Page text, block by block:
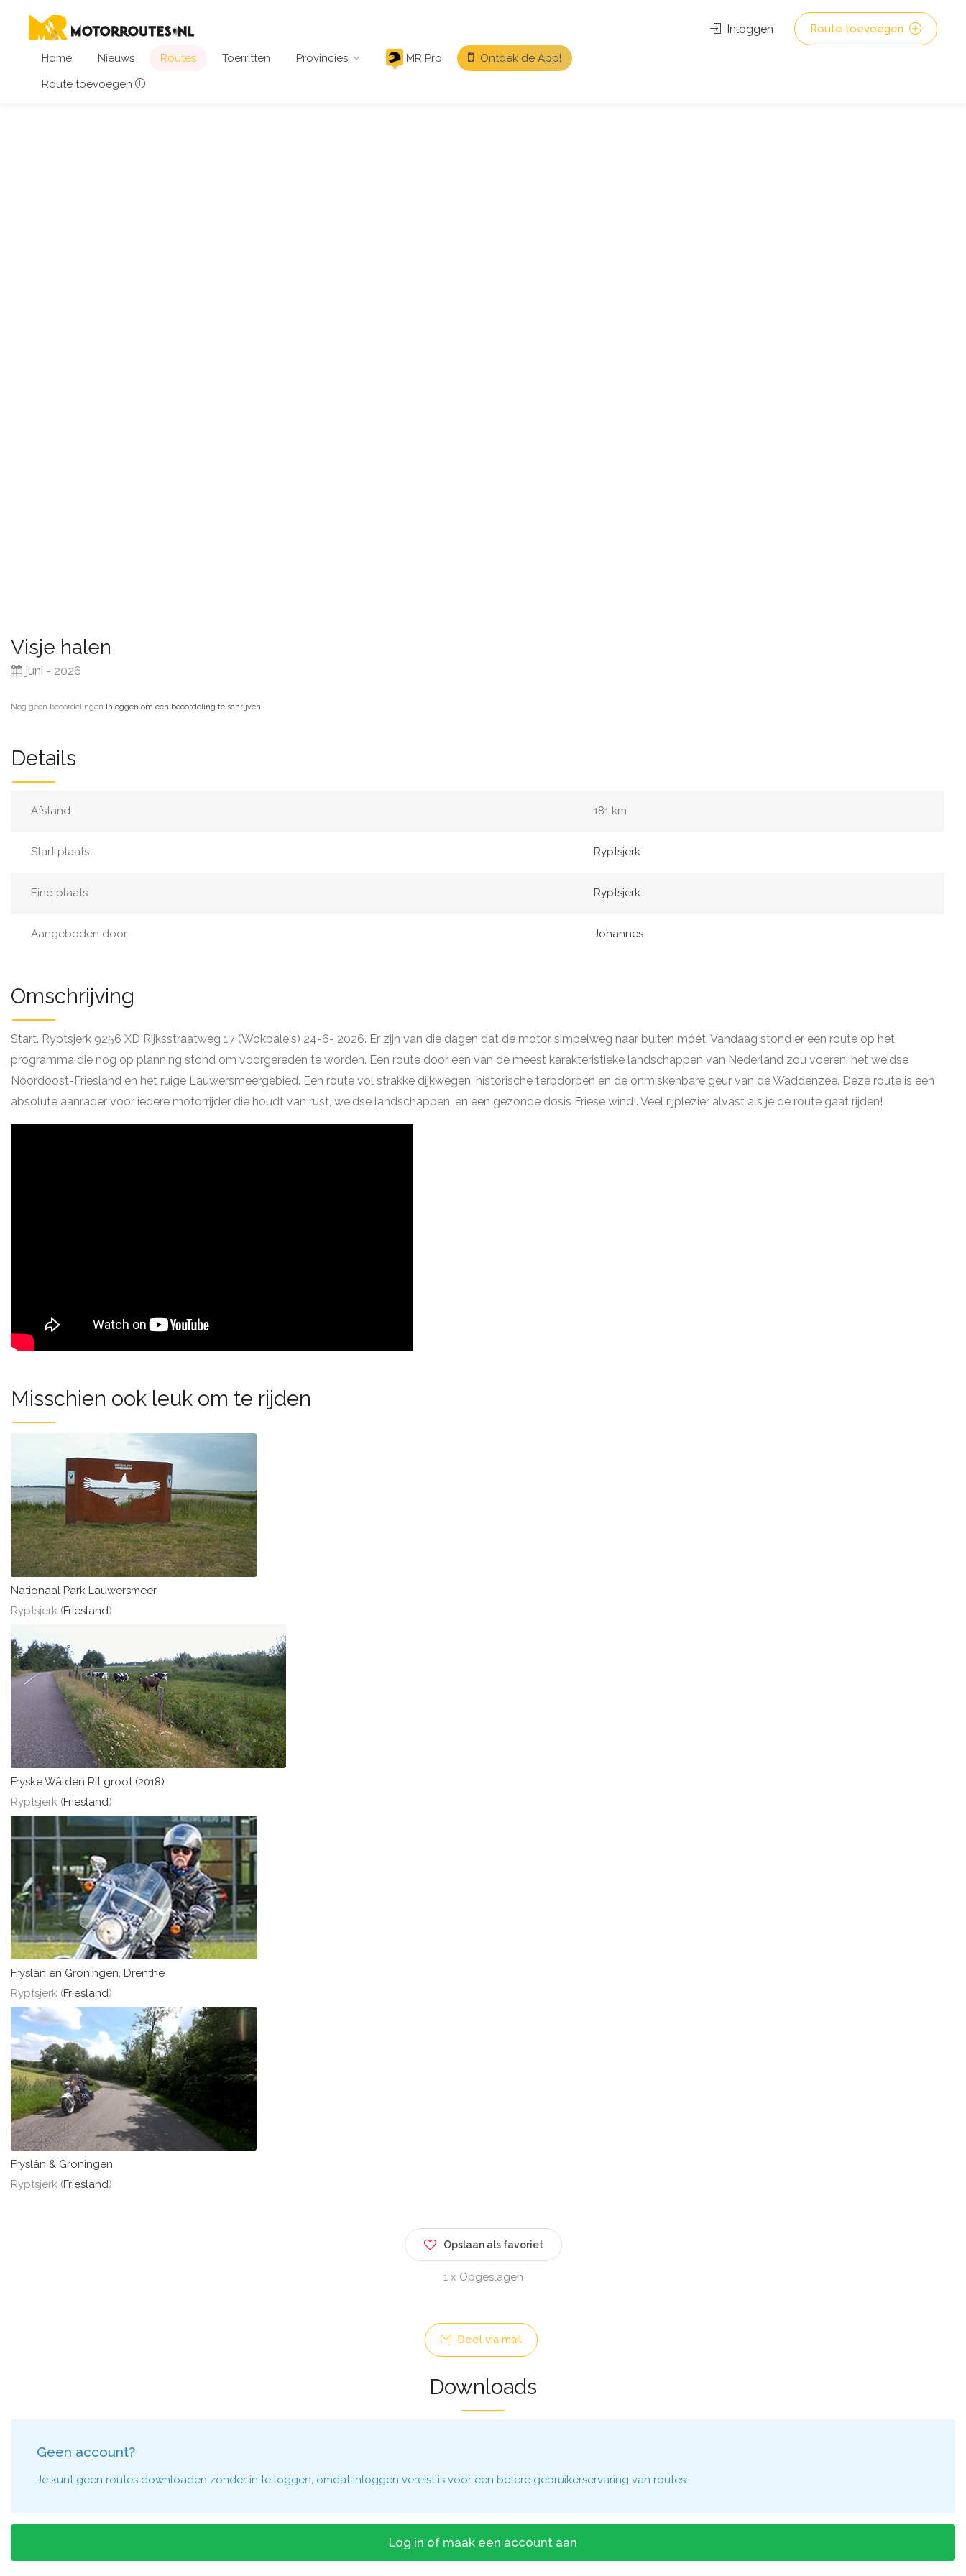
Home Nieuws Routes Toerritten Provincies MR Pro
Ontdek de App!
Route toevoegen
Inloggen Route toevoegen
Visje halen
juni - 2026
Nog geen beoordelingen·Inloggen om een beoordeling te schrijven
Details
Afstand 181 km
Start plaats Ryptsjerk
Eind plaats Ryptsjerk
Aangeboden door Johannes
Omschrijving
Start. Ryptsjerk 9256 XD Rijksstraatweg 17 (Wokpaleis) 24-6- 2026. Er zijn van die dagen dat de motor simpelweg naar buiten móét. Vandaag stond er een route op het
programma die nog op planning stond om voorgereden te worden. Een route door een van de meest karakteristieke landschappen van Nederland zou voeren: het weidse
Noordoost-Friesland en het ruige Lauwersmeergebied. Een route vol strakke dijkwegen, historische terpdorpen en de onmiskenbare geur van de Waddenzee. Deze route is een
absolute aanrader voor iedere motorrijder die houdt van rust, weidse landschappen, en een gezonde dosis Friese wind!. Veel rijplezier alvast als je de route gaat rijden!
Misschien ook leuk om te rijden
Nationaal Park Lauwersmeer
Ryptsjerk (Friesland)
Fryske Wâlden Rit groot (2018)
Ryptsjerk (Friesland)
Fryslân en Groningen, Drenthe
Ryptsjerk (Friesland)
Fryslân & Groningen
Ryptsjerk (Friesland)
Opslaan als favoriet
1 x Opgeslagen
Deel via mail
Downloads
Geen account?
Je kunt geen routes downloaden zonder in te loggen, omdat inloggen vereist is voor een betere gebruikerservaring van routes.
Log in of maak een account aan